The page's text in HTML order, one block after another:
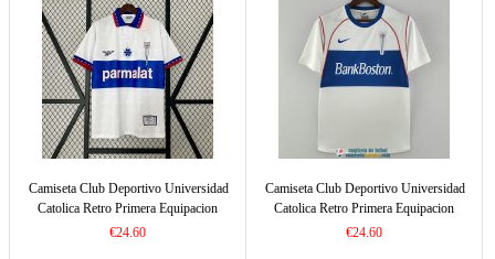
Camiseta Club Deportivo Universidad
Catolica Retro Primera Equipacion
1998/1999
€24.60
Camiseta Club Deportivo Universidad
Catolica Retro Primera Equipacion
2002/2003
€24.60